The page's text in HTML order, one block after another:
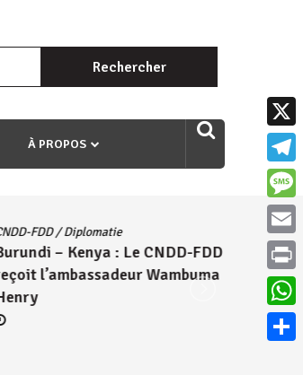
iki kibazo : Uriko ukora iki kugira ngo
Rechercher :
À PROPOS
FDD/Diplomatie
– Kenya : Le CNDD-FDD
l’ambassadeur Wambuma
X
Email
Print